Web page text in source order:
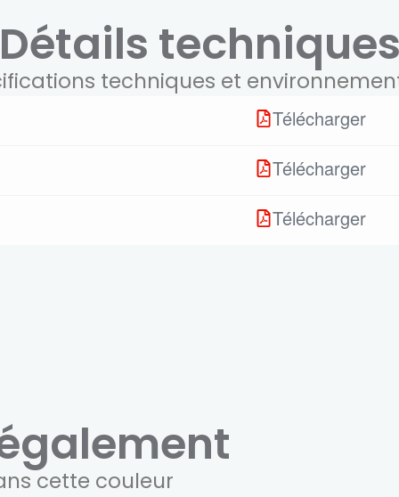
techniques et
Télécharger
Télécharger
Télécharger
cette couleur